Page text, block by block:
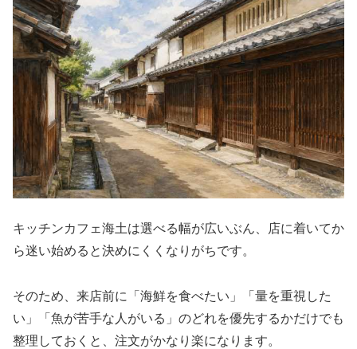
キッチンカフェ海土は選べる幅が広いぶん、店に着いてか
ら迷い始めると決めにくくなりがちです。
そのため、来店前に「海鮮を食べたい」「量を重視した
い」「魚が苦手な人がいる」のどれを優先するかだけでも
整理しておくと、注文がかなり楽になります。